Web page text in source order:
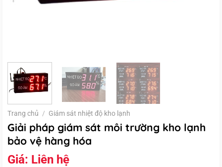
Trang chủ / Giám sát nhiệt độ kho lạnh
Giải pháp giám sát môi trường kho lạnh
bảo vệ hàng hóa
Giá: Liên hệ